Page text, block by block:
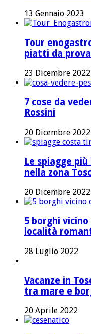
13 Gennaio 2023
Tour
piatti da
23 Dicembre 2022
7 cose da
Rossini
20 Dicembre 2022
Le spiagge
nella zona
20 Dicembre 2022
5 borghi
località
28 Luglio 2022
Vacanze in
tra mare e
20 Aprile 2022